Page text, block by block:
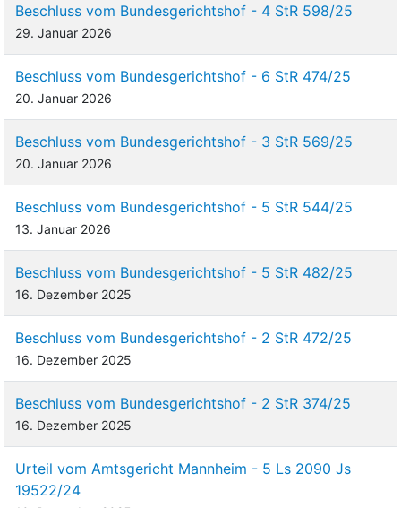
Beschluss vom Bundesgerichtshof - 4 StR 598/25
29. Januar 2026
Beschluss vom Bundesgerichtshof - 6 StR 474/25
20. Januar 2026
Beschluss vom Bundesgerichtshof - 3 StR 569/25
20. Januar 2026
Beschluss vom Bundesgerichtshof - 5 StR 544/25
13. Januar 2026
Beschluss vom Bundesgerichtshof - 5 StR 482/25
16. Dezember 2025
Beschluss vom Bundesgerichtshof - 2 StR 472/25
16. Dezember 2025
Beschluss vom Bundesgerichtshof - 2 StR 374/25
16. Dezember 2025
Urteil vom Amtsgericht Mannheim - 5 Ls 2090 Js
19522/24